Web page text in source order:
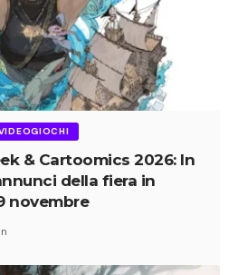
& Cartoomics 2026: In
della fiera in
novembre